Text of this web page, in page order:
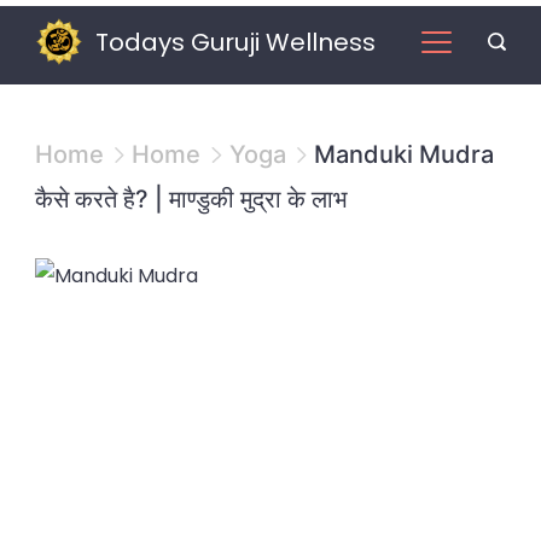
content
Todays Guruji Wellness
Home Home Yoga
Manduki Mudra
कैसे करते है? | माण्डुकी मुद्रा के लाभ